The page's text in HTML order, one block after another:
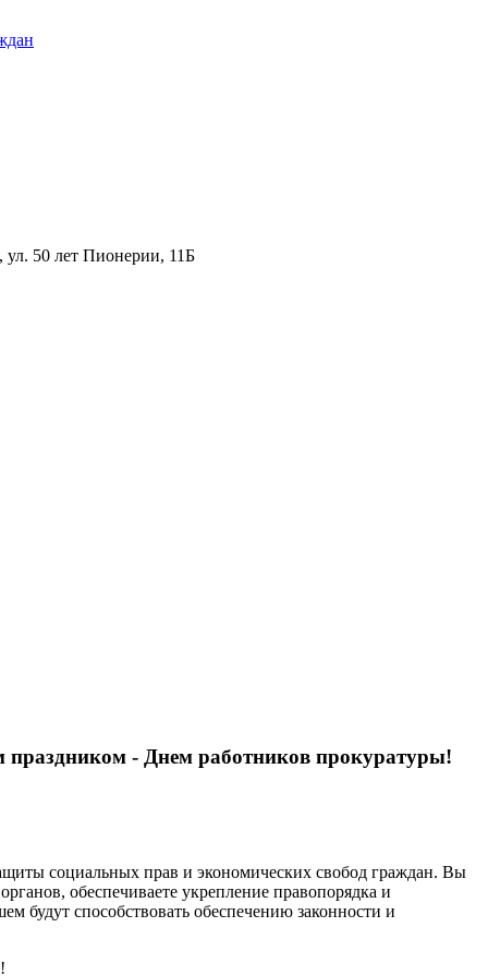
50 лет Пионерии, 11Б
- Днем работников прокуратуры!
социальных прав и экономических свобод граждан. Вы
обеспечиваете укрепление правопорядка и
будут способствовать обеспечению законности и